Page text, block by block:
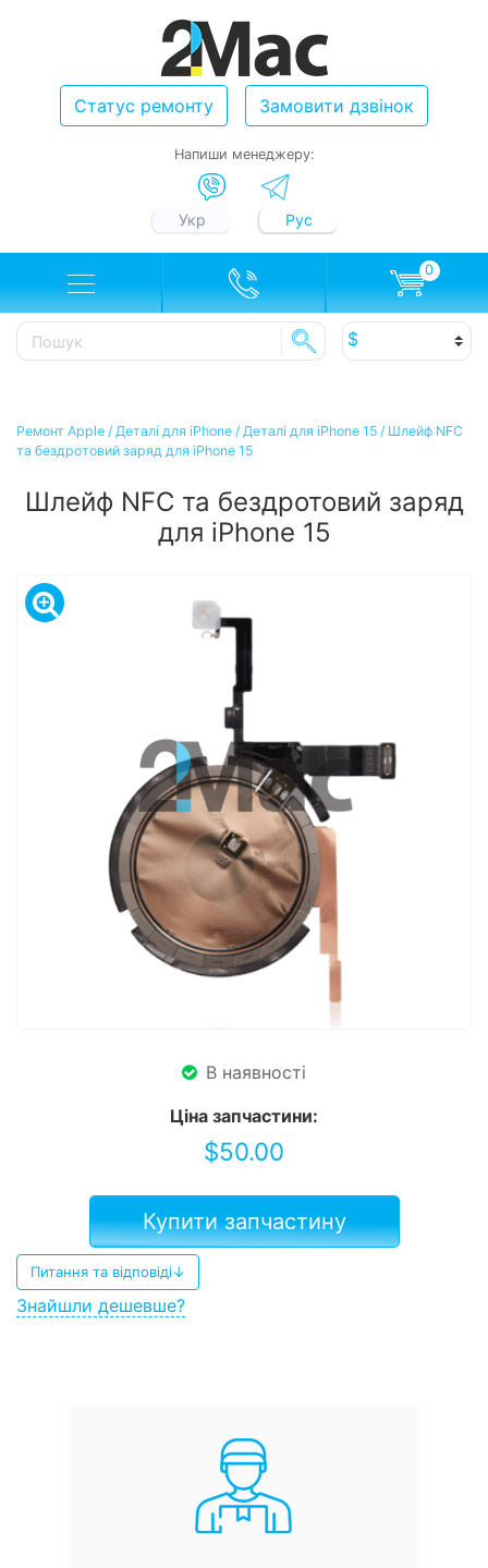
Статус ремонту Замовити дзвінок
Напиши менеджеру:
Укр Рус
0
Ремонт Apple / Деталі для iPhone / Деталі для iPhone 15 / Шлейф NFC
та бездротовий заряд для iPhone 15
Шлейф NFC та бездротовий заряд
для iPhone 15
В наявності
Ціна запчастини:
$50.00
Купити запчастину
Питання та відповіді↓
Знайшли дешевше?